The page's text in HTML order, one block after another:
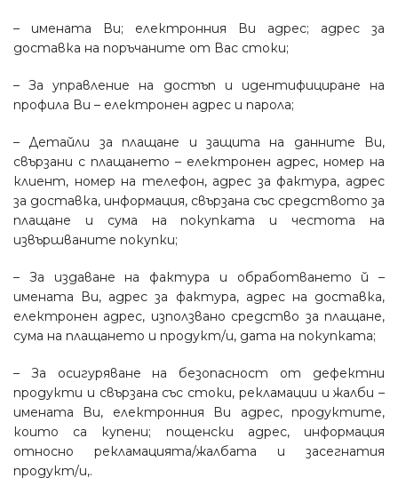
– имената Ви; електронния Ви адрес; адрес за
доставка на поръчаните от Вас стоки;
– За управление на достъп и идентифициране на
профила Ви – електронен адрес и парола;
– Детайли за плащане и защита на данните Ви,
свързани с плащането – електронен адрес, номер на
клиент, номер на телефон, адрес за фактура, адрес
за доставка, информация, свързана със средството за
плащане и сума на покупката и честота на
извършваните покупки;
– За издаване на фактура и обработването й –
имената Ви, адрес за фактура, адрес на доставка,
електронен адрес, използвано средство за плащане,
сума на плащането и продукт/и, дата на покупката;
– За осигуряване на безопасност от дефектни
продукти и свързана със стоки, рекламации и жалби –
имената Ви, електронния Ви адрес, продуктите,
които са купени; пощенски адрес, информация
относно рекламацията/жалбата и засегнатия
продукт/и,.